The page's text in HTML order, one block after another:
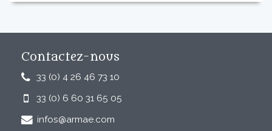
Contactez-nous
33 (0) 4 26 46 73 10
33 (0) 6 60 31 65 05
infos@armae.com